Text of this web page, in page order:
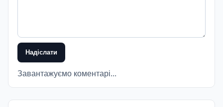
Надіслати
Завантажуємо коментарі...